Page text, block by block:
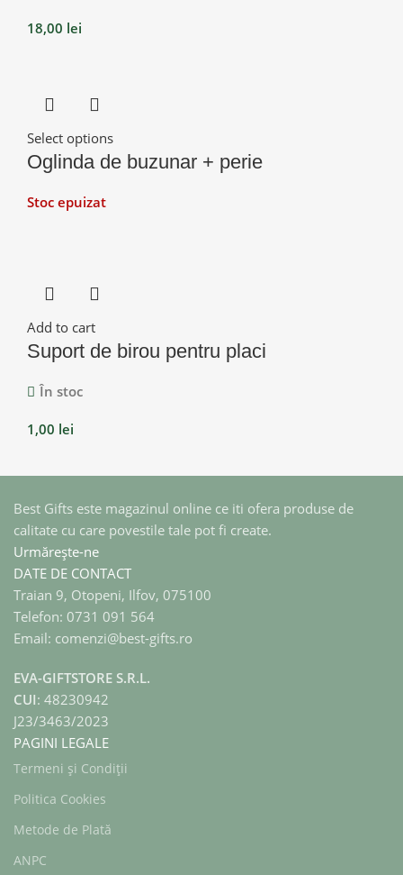
18,00 lei
Select options
Oglinda de buzunar + perie
Stoc epuizat
Add to cart
Suport de birou pentru placi
În stoc
1,00 lei
Best Gifts este magazinul online ce iti ofera produse de
calitate cu care povestile tale pot fi create.
Urmărește-ne
DATE DE CONTACT
Traian 9, Otopeni, Ilfov, 075100
Telefon: 0731 091 564
Email: comenzi@best-gifts.ro
EVA-GIFTSTORE S.R.L.
CUI: 48230942
J23/3463/2023
PAGINI LEGALE
Termeni și Condiții
Politica Cookies
Metode de Plată
ANPC